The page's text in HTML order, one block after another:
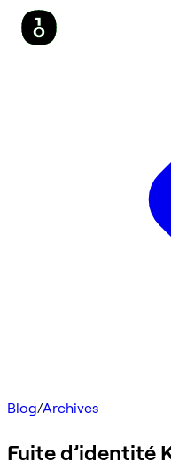
Blog/Archives
Fuite d’identité